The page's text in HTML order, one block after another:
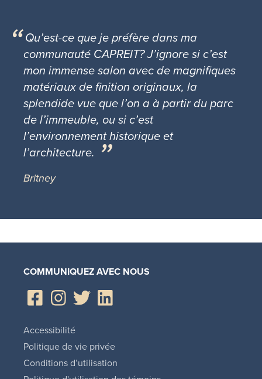
Qu’est-ce que je préfère dans ma
communauté CAPREIT? J’ignore si c’est
mon immense salon avec de magnifiques
matériaux de finition originaux, la
splendide vue que l’on a à partir du parc
de l’immeuble, ou si c’est
l’environnement historique et
l’architecture.
Britney
COMMUNIQUEZ AVEC NOUS
Accessibilité
Politique de vie privée
Conditions d’utilisation